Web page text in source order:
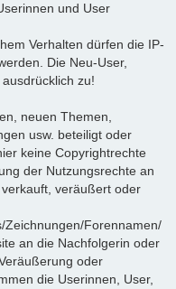
und User
Verhalten dürfen die IP-
Die Neu-User,
zu!
neuen Themen,
usw. beteiligt oder
keine Copyrightrechte
der Nutzungsrechte an
veräußert oder
Zeichnungen/Forennamen/
an die Nachfolgerin oder
oder
die Userinnen, User,